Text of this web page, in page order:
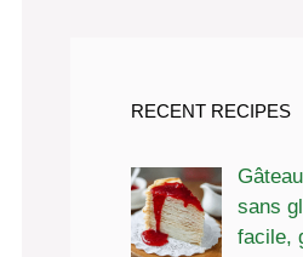
RECENT RECIPES
sans
facile,